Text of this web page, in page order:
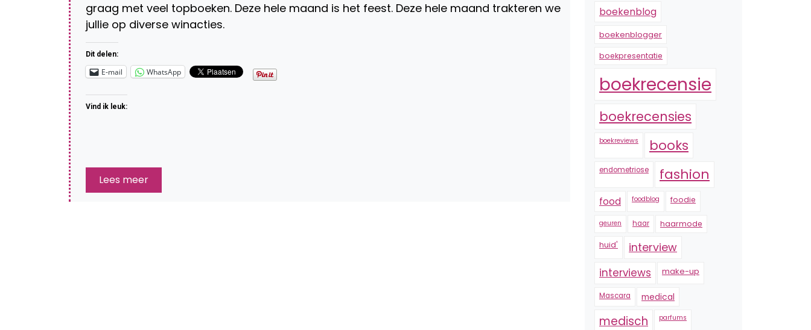
graag met veel topboeken. Deze hele maand is het feest. Deze hele maand trakteren we
jullie op diverse winacties.
Dit delen:
E-mail WhatsApp
Vind ik leuk:
Lees meer
boekenblog
boekenblogger
boekpresentatie
boekrecensie
boekrecensies
boekreviews books
endometriose fashion
food foodblog foodie
geuren haar haarmode
huid' interview
interviews make-up
Mascara medical
medisch parfums